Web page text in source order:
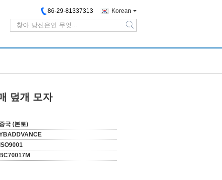
Korean
86-29-81337313
search
덮개 모자
중국 (본토)
ISO9001
BC70017M